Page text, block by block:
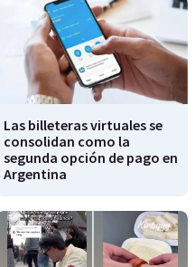
Las billeteras virtuales se
consolidan como la
segunda opción de pago en
Argentina